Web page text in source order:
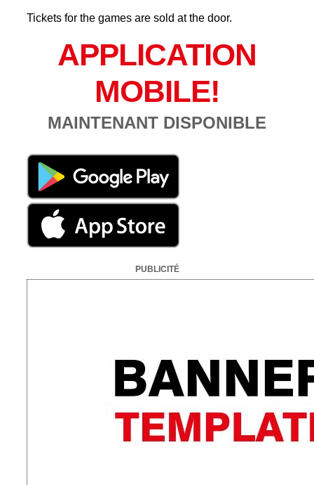
Tickets for the games are sold at the door.
APPLICATION
MOBILE!
MAINTENANT DISPONIBLE
PUBLICITÉ